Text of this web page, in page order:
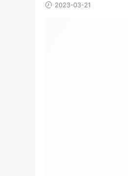
2023-03-21